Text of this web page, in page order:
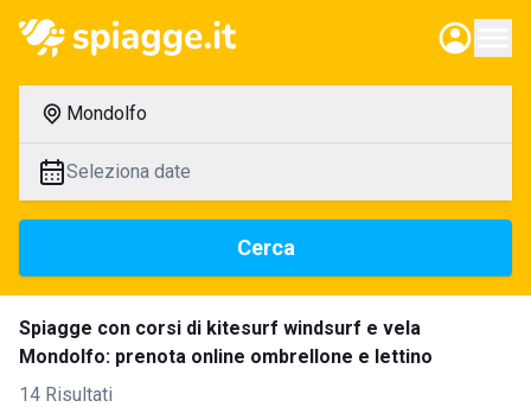
Mondolfo
Seleziona date
Cerca
Spiagge con corsi di kitesurf windsurf e vela
Mondolfo: prenota online ombrellone e lettino
14 Risultati